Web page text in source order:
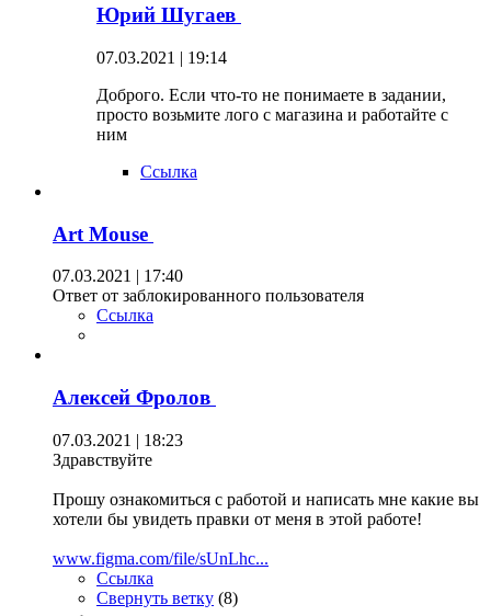
Юрий Шугаев
07.03.2021 | 19:14
Доброго. Если что-то не понимаете в задании,
просто возьмите лого с магазина и работайте с
ним
Ссылка
Art Mouse
07.03.2021 | 17:40
Ответ от заблокированного пользователя
Ссылка
Алексей Фролов
07.03.2021 | 18:23
Здравствуйте
Прошу ознакомиться с работой и написать мне какие вы
хотели бы увидеть правки от меня в этой работе!
www.figma.com/file/sUnLhc...
Ссылка
Свернуть ветку (8)